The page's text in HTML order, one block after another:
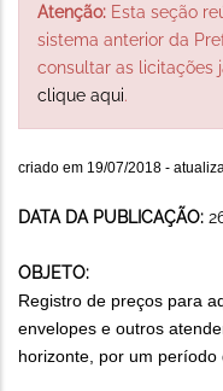
Atenção: Esta seção
sistema anterior da
consultar as licitações
clique aqui.
criado em 19/07/2018 -
DATA DA PUBLICAÇÃO:
OBJETO:
Registro de preços para
envelopes e outros
horizonte, por um período